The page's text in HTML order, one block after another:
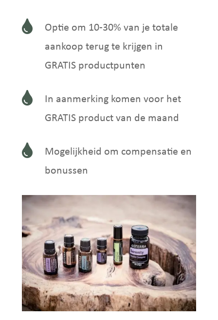

Optie om 10-30% van je totale
aankoop terug te krijgen in
GRATIS productpunten

In aanmerking komen voor het
GRATIS product van de maand

Mogelijkheid om compensatie en
bonussen